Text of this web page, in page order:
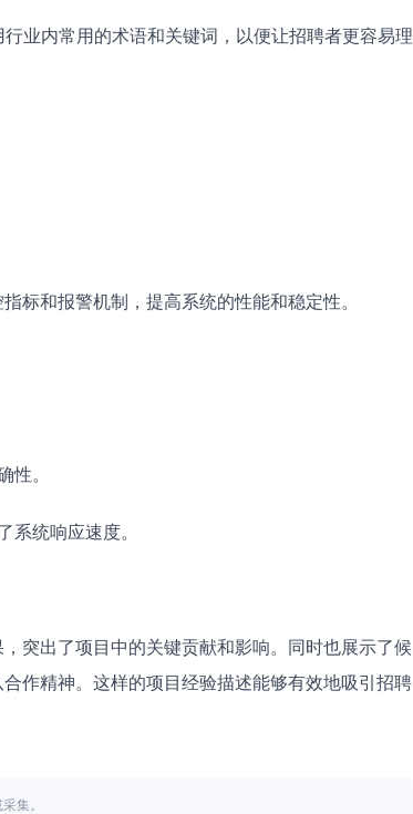
业内常用的术语和关键词，以便让招聘者更容易理
标和报警机制，提高系统的性能和稳定性。
。
统响应速度。
突出了项目中的关键贡献和影响。同时也展示了候
作精神。这样的项目经验描述能够有效地吸引招聘
集。